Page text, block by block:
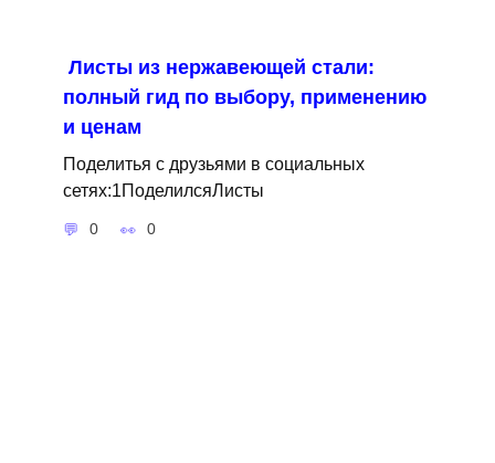
Листы из нержавеющей стали:
полный гид по выбору, применению
и ценам
Поделитья с друзьями в социальных
сетях:1ПоделилсяЛисты
0 0